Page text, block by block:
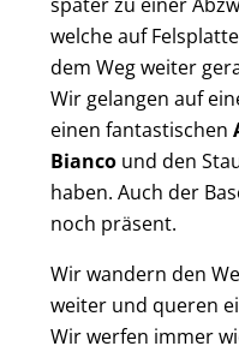
welche auf
dem Weg weiter
Wir gelangen auf
einen fantastischen
Bianco und den
haben. Auch der
noch präsent.
Wir wandern den
weiter und queren
Wir werfen immer